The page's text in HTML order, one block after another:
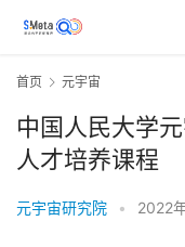
首页 元宇宙
中国人民大学
人才培养课程
元宇宙研究院 • 2022